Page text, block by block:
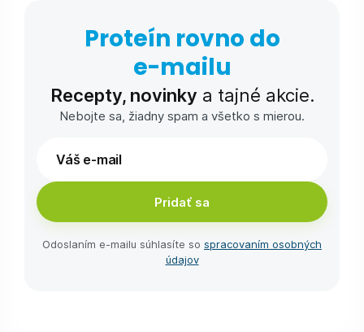
Proteín rovno do
e-⁠mailu
Recepty, novinky a tajné akcie.
Nebojte sa, žiadny spam a všetko s mierou.
Pridať sa
Odoslaním e-⁠mailu súhlasíte so spracovaním osobných
údajov